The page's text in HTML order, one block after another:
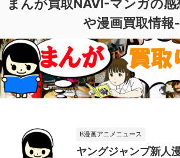
まんが買取NAVI-マンガの
や漫画買取情報-
B漫画アニメニュース
ヤングジャンプ新人